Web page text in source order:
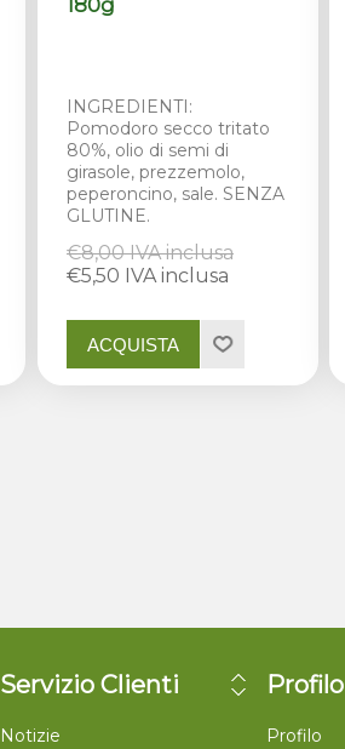
180g
INGREDIENTI:
Pomodoro secco tritato
80%, olio di semi di
girasole, prezzemolo,
peperoncino, sale. SENZA
GLUTINE.
€8,00 IVA inclusa
€5,50 IVA inclusa
ACQUISTA
Servizio Clienti
Notizie
Profilo
Profilo